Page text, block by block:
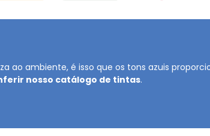
ao ambiente, é isso que os tons azuis
nosso catálogo de tintas.